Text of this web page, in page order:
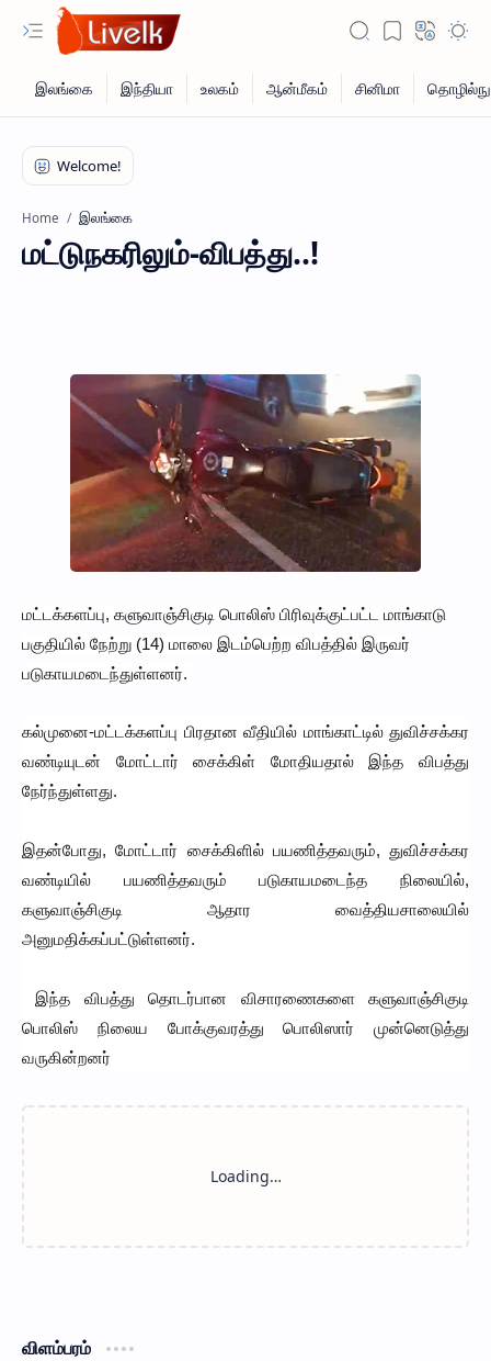
Home இலங்கை
மட்டுநகரிலும்-விபத்து..!
மட்டக்களப்பு, களுவாஞ்சிகுடி பொலிஸ் பிரிவுக்குட்பட்ட மாங்காடு
பகுதியில் நேற்று (14) மாலை இடம்பெற்ற விபத்தில் இருவர்
படுகாயமடைந்துள்ளனர்.
கல்முனை-மட்டக்களப்பு பிரதான வீதியில் மாங்காட்டில் துவிச்சக்கர
வண்டியுடன் மோட்டார் சைக்கிள் மோதியதால் இந்த விபத்து
நேர்ந்துள்ளது.
இதன்போது, மோட்டார் சைக்கிளில் பயணித்தவரும், துவிச்சக்கர
வண்டியில் பயணித்தவரும் படுகாயமடைந்த நிலையில்,
களுவாஞ்சிகுடி ஆதார வைத்தியசாலையில்
அனுமதிக்கப்பட்டுள்ளனர்.
இந்த விபத்து தொடர்பான விசாரணைகளை களுவாஞ்சிகுடி
பொலிஸ் நிலைய போக்குவரத்து பொலிஸார் முன்னெடுத்து
வருகின்றனர்
விளம்பரம்